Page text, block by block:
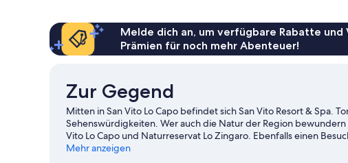
Melde dich an, um verfügbare Rabatte
Prämien für noch mehr Abenteuer!
Zur Gegend
Mitten in San Vito Lo Capo befindet sich San Vito Resort & Spa.
Sehenswürdigkeiten. Wer auch die Natur der Region
Vito Lo Capo und Naturreservat Lo Zingaro. Ebenfalls einen
Marmorausstellungszentrum und Gelateria Artigianale.
Mehr anzeigen